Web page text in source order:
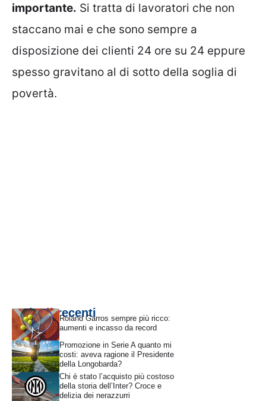
importante. Si tratta di lavoratori che non
staccano mai e che sono sempre a
disposizione dei clienti 24 ore su 24 eppure
spesso gravitano al di sotto della soglia di
povertà.
Articoli recentiRoland Garros sempre più ricco:
aumenti e incasso da record
Promozione in Serie A quanto mi
costi: aveva ragione il Presidente
della Longobarda?
Chi è stato l’acquisto più costoso
della storia dell’Inter? Croce e
delizia dei nerazzurri